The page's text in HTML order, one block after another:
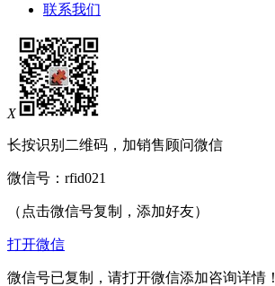
联系我们
X
长按识别二维码，加销售顾问微信
微信号： rfid021
（点击微信号复制，添加好友）
打开微信
微信号已复制，请打开微信添加咨询详情！